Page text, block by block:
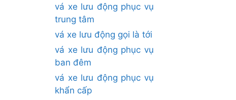
vá xe lưu động phục vụ
trung tâm
vá xe lưu động gọi là tới
vá xe lưu động phục vụ
ban đêm
vá xe lưu động phục vụ
khẩn cấp